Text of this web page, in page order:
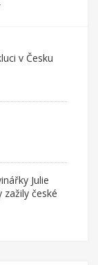
v Česku
Julie
zažily české